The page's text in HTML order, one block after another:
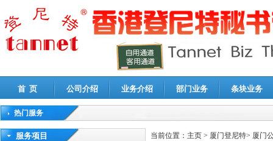
首 页 公司介绍 业务介绍 部门业务 条块业务
热门服务
高新技术企业认定审计|企业所得税汇算清缴申报鉴证
服务项目 当前位置： 主页 > 厦门登尼特> 厦门